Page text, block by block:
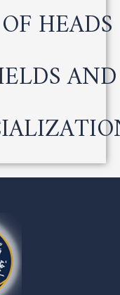
HEADS
AND